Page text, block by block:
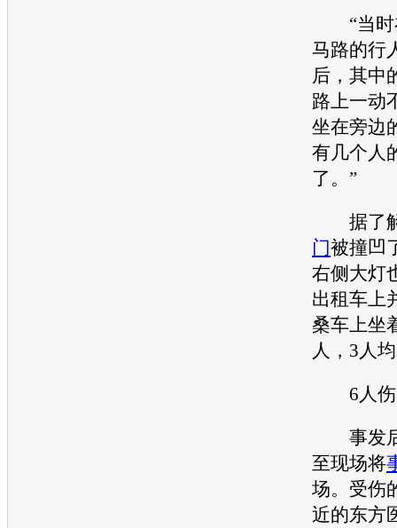
“当时
马路的行
后，其中
路上一动
坐在旁边
有几个人
了。”
据了解
门被撞凹
右侧大灯
出租车上
桑车上坐
人，3人
6人伤
事发后
至现场将
场。受伤
近的东方